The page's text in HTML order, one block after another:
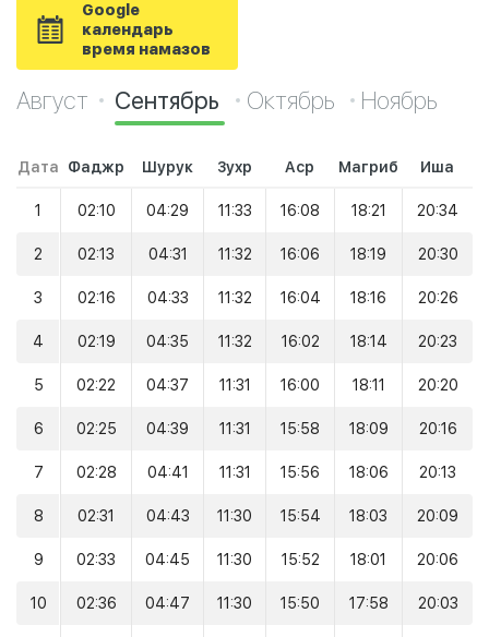
Google
календарь
время намазов
Август Сентябрь Октябрь Ноябрь
Дата Фаджр Шурук Зухр Аср Магриб Иша
1 02:10 04:29 11:33 16:08 18:21 20:34
2 02:13 04:31 11:32 16:06 18:19 20:30
3 02:16 04:33 11:32 16:04 18:16 20:26
4 02:19 04:35 11:32 16:02 18:14 20:23
5 02:22 04:37 11:31 16:00 18:11 20:20
6 02:25 04:39 11:31 15:58 18:09 20:16
7 02:28 04:41 11:31 15:56 18:06 20:13
8 02:31 04:43 11:30 15:54 18:03 20:09
9 02:33 04:45 11:30 15:52 18:01 20:06
10 02:36 04:47 11:30 15:50 17:58 20:03